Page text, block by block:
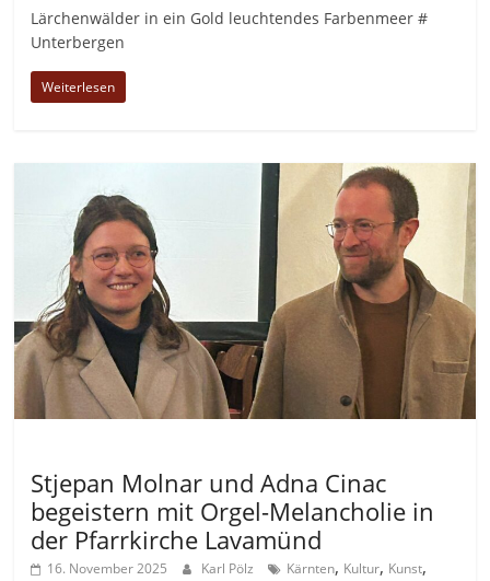
Lärchenwälder in ein Gold leuchtendes Farbenmeer #
Unterbergen
Weiterlesen
Stjepan Molnar und Adna Cinac
begeistern mit Orgel-Melancholie in
der Pfarrkirche Lavamünd
16. November 2025 Karl Pölz Kärnten, Kultur, Kunst,